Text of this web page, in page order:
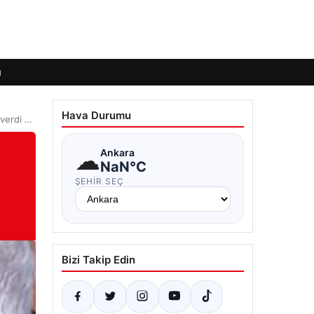
verdi … Hava Durumu
☁Ankara
NaN°C
ŞEHIR SEÇ
Bizi Takip Edin